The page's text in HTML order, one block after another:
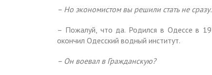
– Но экономистом вы решили стать не
– Пожалуй, что да. Родился в Одессе в
окончил Одесский водный институт.
– Он воевал в Гражданскую?